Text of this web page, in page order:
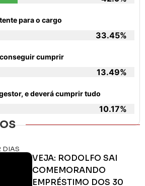
para o cargo
33.45%
cumprir
13.49%
e deverá cumprir tudo
10.17%
DIAS
VEJA: RODOLFO SAI
COMEMORANDO
EMPRÉSTIMO DOS 30